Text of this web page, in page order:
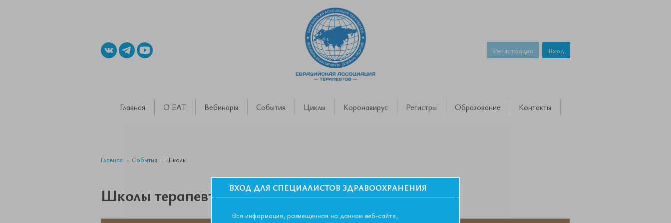
Регистрация Вход
Главная О ЕАТ Вебинары События Циклы Коронавирус Регистры Образование Контакты
Главная События Школы
Школы терапевтов и кардиологов
ВХОД ДЛЯ СПЕЦИАЛИСТОВ ЗДРАВООХРАНЕНИЯ
Вся информация, размещенная на данном веб-сайте,